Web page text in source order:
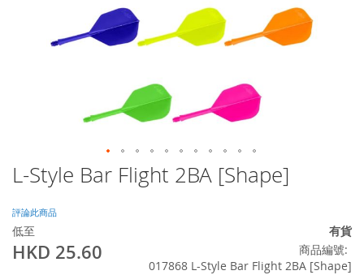
L-Style Bar Flight 2BA [Shape]
評論此商品
低至
HKD 25.60
有貨
商品編號
017868 L-Style Bar Flight 2BA [Shape]
Skip
to
beginning
of
the